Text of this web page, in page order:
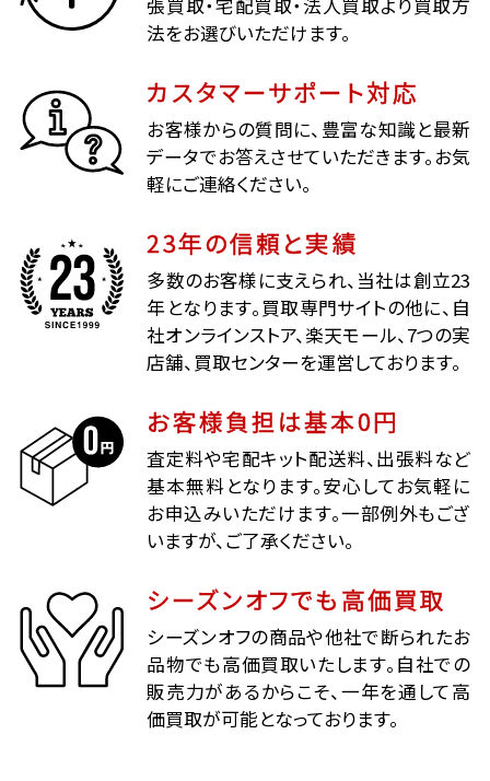
張買取・宅配買取・法人買取より買取方
法をお選びいただけます。
カスタマーサポート対応
お客様からの質問に、豊富な知識と最新
データでお答えさせていただきます。お気
軽にご連絡ください。
23年の信頼と実績
多数のお客様に支えられ、当社は創立23
年となります。買取専門サイトの他に、自
社オンラインストア、楽天モール、7つの実
店舗、買取センターを運営しております。
お客様負担は基本0円
査定料や宅配キット配送料、出張料など
基本無料となります。安心してお気軽に
お申込みいただけます。一部例外もござ
いますが、ご了承ください。
シーズンオフでも高価買取
シーズンオフの商品や他社で断られたお
品物でも高価買取いたします。自社での
販売力があるからこそ、一年を通して高
価買取が可能となっております。